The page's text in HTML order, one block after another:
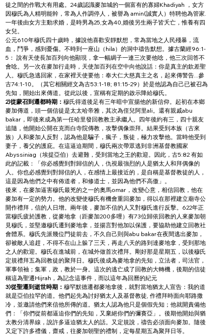
徒之間的作戰大有用處。24歲認識麥加城的一個富有的寡婦Khadiyah ，女方
因穆氏為人精明能幹，常為人作調停人，被譽為 amin(誠實人）特聘他為管家.
一年後由女方主動求婚，是時男為25,女為40,婚後另生兩子皆夭亡，惟養有四
女兒。
公元610年穆氏四十歲時，據說他喜歡安靜默想，常為當地之人民殘暴，流
血，鬥爭，感到憂傷。不時到一座山（hila）的洞中禱告默想。據古蘭經96:1-
5： 說有天使長加百列向他顯現，拿一幅綢子一連三次要他唸，他三次回答不
會唸。另一次在麥加行走時，天使加百列在空中向他說話：你是真主的欽差聖
人。穆氏急逃回家，在家裡天使要他：奉大仁大慈真主之名，起來傳警告...參
古74:1-10。（其它相關經文為古53:1-18; 81:15-29）於是他認為自己已被召為
先知，開始出來傳道。從此以後，宣稱有定期的啟示降給穆氏。
2)從蒙召到遷都時期：穆氏得道後足有三年暗中宣揚他的新信仰。起初在本鄉
麥加傳道，頭一個信徒是太太哈帝雅，其次為侄兒阿里ali。還有親戚abu
bakar，即後來成為第一任哈里發回教教主承繼人。四年後約有三，四十親友
追隨，他開始公開在克而白寺院傳教，攻擊偶像崇拜。結果受到本族（古來
族）人和麥加人反對，認為他是騙子，瘋子，叛徒，極力攻擊他。當時他受到
妻子，養父的護庇。在這逼迫期間，穆氏兩次帶眾逃到非洲基督教國家
Abyssiniag（埃提亞伯）去避難，受到當地之王的歡迎。因此，古5:82 有如
此的記載：「你必感覺到對歸信的人，仇視最強烈的人是猶太人和拜偶像的
人。你也必感覺到對歸信的人，在感情上最接近的，是自稱是基督教徒的人，
這是因為他們之中有佈道者，和修道士，並因為他們不高傲」。
後來，在麥加逼害穆氏最兇的之一的奧馬omar，改變心意，相信回教，他在
麥加有一定的勢力。他的改變使穆氏有機會重回麥加，得以在那裡建立廟寺公
開作禮拜，信的人日增。兩年後，麥加不信的人又對穆氏進行反擊。622年正
當穆氏疲於護教，從麥地拿（距麥加200多哩）有73位歸依回教的人來麥加朝
見穆氏，並堅邀穆氏遷到麥地拿，並揚言對他加以保護，要協助他建立回教社
會體系。穆氏先派幾位門徒前去，不久自己則與abu bakar在夜間逃出麥加，
卻被敵人追趕，不得不在山上躲了三天，再走八天的路到達麥地拿，受到那地
之人的歡迎。穆氏在進城前，在城外做首次禮拜。剛好那是星期五，以後穆氏
定規禮拜五為回教徒的聚拜日。穆氏後成為麥地拿的先知，立法者，司法官，
軍事領袖；集軍，政，教於一身。這次的逃亡成了回教的大轉機，後期的信徒
稱這為聖遷Hijrah，為記念這事件，而以這年為回曆的紀元
3)從聖遷到逝世時期：穆罕默德遷都麥地拿後，就對當地猶太人宣告：我的道
就是亞伯拉罕的道。他們起先為討好猶太人及基督教徒, 作禮拜時面向耶路撒
冷，並邀請他們來信他所傳的道。猶太人認為他只是個假先知；他就開責備他
們：「你們從前都逼迫你們的先知，又棄絕你們的彌賽亞」。後期他開始與猶
太教分清界線，說許多逼迫猶太人的話。又定規說，禱告必須面向麥加。隨後
又定下許多禮儀，齋戒，往麥加朝聖的禮制，定每星期五為聚拜日等。